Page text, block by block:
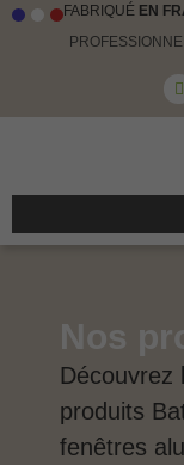
FABRIQUÉ EN
Nos
Découvrez
produits
fenêtres